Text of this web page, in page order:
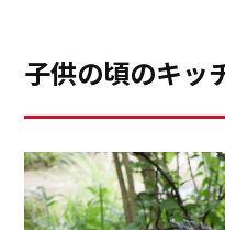
では、残るGWを有意義
磯部作喜子のインスタグ
https://
京友禅の「たたき染め
「class
0」シリーズは、奥行き
午前午後と約９０名の
ていただきましたが、
考える貴重な機会を戴
ったキッチンが、今で
子供の頃のキッ